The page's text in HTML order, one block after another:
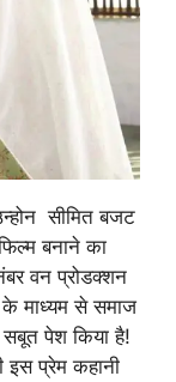
सीमित बजट
बनाने का
वन प्रोडक्शन
के माध्यम से समाज
पेश किया है!
इस प्रेम कहानी